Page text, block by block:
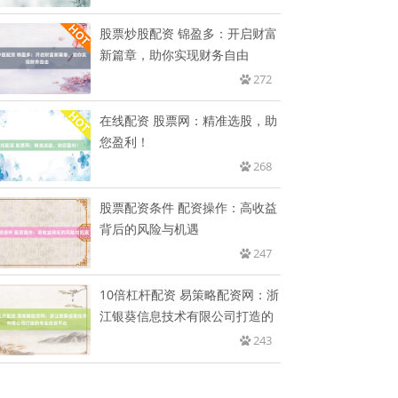
股票炒股配资 锦盈多：开启财富
新篇章，助你实现财务自由
272
在线配资 股票网：精准选股，助
您盈利！
268
股票配资条件 配资操作：高收益
背后的风险与机遇
247
10倍杠杆配资 易策略配资网：浙
江银葵信息技术有限公司打造的
243